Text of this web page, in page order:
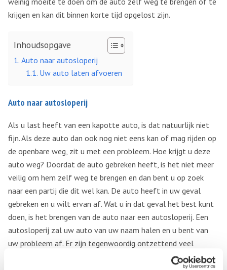
krijgen en kan dit binnen korte tijd opgelost zijn.
Inhoudsopgave
Auto naar autosloperij
Uw auto laten afvoeren
Auto naar autosloperij
Als u last heeft van een kapotte auto, is dat natuurlijk niet
fijn. Als deze auto dan ook nog niet eens kan of mag rijden op
de openbare weg, zit u met een probleem. Hoe krijgt u deze
auto weg? Doordat de auto gebreken heeft, is het niet meer
veilig om hem zelf weg te brengen en dan bent u op zoek
naar een partij die dit wel kan. De auto heeft in uw geval
gebreken en u wilt ervan af. Wat u in dat geval het best kunt
doen, is het brengen van de auto naar een autosloperij. Een
autosloperij zal uw auto van uw naam halen en u bent van
uw probleem af. Er zijn tegenwoordig ontzettend veel
autosloperijen, welke uw auto kunnen accepteren. Veel van